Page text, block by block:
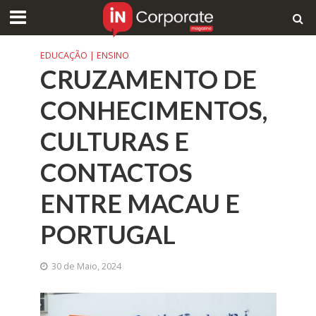
EDUCAÇÃO | ENSINO
CRUZAMENTO DE
CONHECIMENTOS,
CULTURAS E
CONTACTOS
ENTRE MACAU E
PORTUGAL
30 de Maio, 2024